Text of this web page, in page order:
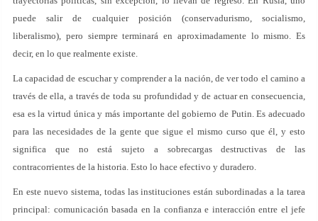
puede salir de cualquier posición (conservadurismo, socialismo,
liberalismo), pero siempre terminará en aproximadamente lo mismo. Es
decir, en lo que realmente existe.
La capacidad de escuchar y comprender a la nación, de ver todo el camino a
través de ella, a través de toda su profundidad y de actuar en consecuencia,
esa es la virtud única y más importante del gobierno de Putin. Es adecuado
para las necesidades de la gente que sigue el mismo curso que él, y esto
significa que no está sujeto a sobrecargas destructivas de las
contracorrientes de la historia. Esto lo hace efectivo y duradero.
En este nuevo sistema, todas las instituciones están subordinadas a la tarea
principal: comunicación basada en la confianza e interacción entre el jefe